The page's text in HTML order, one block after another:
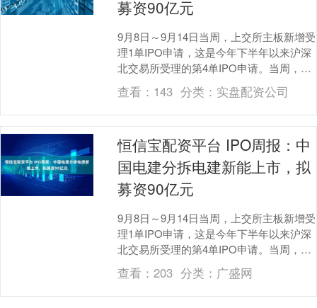
募资90亿元
9月8日～9月14日当周，上交所主板新增受
理1单IPO申请，这是今年下半年以来沪深
北交易所受理的第4单IPO申请。当周，还
有2家拟IPO企业过会，2家企业注册生....
查看： 143 分类： 实盘配资公司
恒信宝配资平台 IPO周报：中
国电建分拆电建新能上市，拟
募资90亿元
9月8日～9月14日当周，上交所主板新增受
理1单IPO申请，这是今年下半年以来沪深
北交易所受理的第4单IPO申请。当周，还
有2家拟IPO企业过会，2家企业注册生....
查看：203 分类： 广盛网